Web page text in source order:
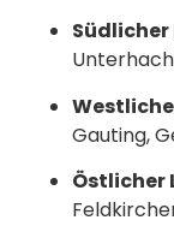
Gauting,
Östlicher